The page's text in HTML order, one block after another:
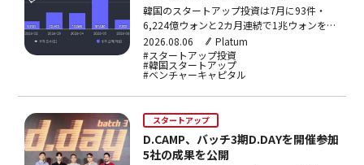
韓国のスタートアップ投資は7月に93件・
6,224億ウォンと2カ月連続で1兆ウォンを下
回った。件数は堅調だが超大型投資が消え、
AI・ロボット分野や核融合、宇宙航空への投
資が目立つ。
2026.08.06
Platum
#スタートアップ投資
#韓国スタートアップ
#ベンチャーキャピタル
スタートアップ
D.CAMP、バッチ3期D.DAYを開催――参加
5社の成果を公開